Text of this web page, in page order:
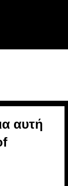
αυτή